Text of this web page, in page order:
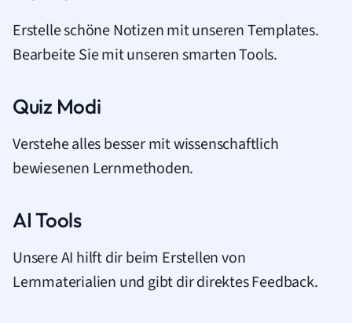
Erstelle schöne Notizen mit unseren Templates.
Bearbeite Sie mit unseren smarten Tools.
Quiz Modi
Verstehe alles besser mit wissenschaftlich
bewiesenen Lernmethoden.
AI Tools
Unsere AI hilft dir beim Erstellen von
Lernmaterialien und gibt dir direktes Feedback.